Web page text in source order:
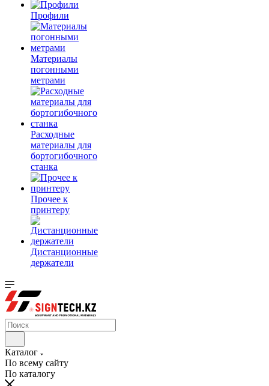
Профили
Материалы
погонными
метрами
Расходные
материалы для
бортогибочного
станка
Прочее к
принтеру
Дистанционные
держатели
Каталог
По всему сайту
По каталогу